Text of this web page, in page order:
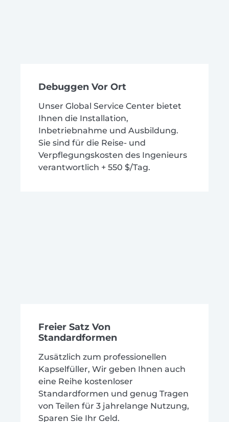
Debuggen Vor Ort
Unser Global Service Center bietet
Ihnen die Installation,
Inbetriebnahme und Ausbildung.
Sie sind für die Reise- und
Verpflegungskosten des Ingenieurs
verantwortlich + 550 $/Tag.
Freier Satz Von
Standardformen
Zusätzlich zum professionellen
Kapselfüller, Wir geben Ihnen auch
eine Reihe kostenloser
Standardformen und genug Tragen
von Teilen für 3 jahrelange Nutzung,
Sparen Sie Ihr Geld.